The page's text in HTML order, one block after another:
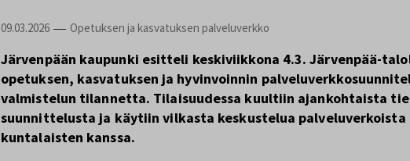
09.03.2026 — Opetuksen ja kasvatuksen palveluverkko
Järvenpään kaupunki esitteli keskiviikkona 4.3. Järvenpää-
opetuksen, kasvatuksen ja hyvinvoinnin
valmistelun tilannetta. Tilaisuudessa kuultiin ajankohtaista
suunnittelusta ja käytiin vilkasta keskustelua palveluverkoista
kuntalaisten kanssa.